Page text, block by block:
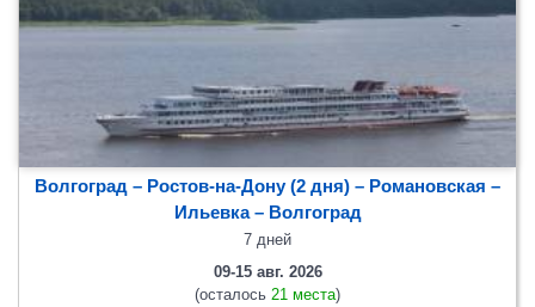
Волгоград – Ростов-на-Дону (2 дня) – Романовская –
Ильевка – Волгоград
7 дней
09-15 авг. 2026
(осталось 21 места)